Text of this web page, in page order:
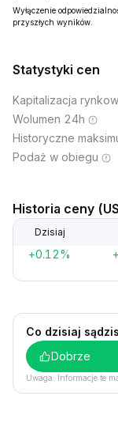
Wyłączenie
przyszłych wyników.
Statystyki cen
Kapitalizacja
Wolumen 24h
Historyczne
Podaż w obiegu
Historia ceny
Dzisiaj
+0.12%
Co dzisiaj
Dobrze
Uwaga: Informacje te